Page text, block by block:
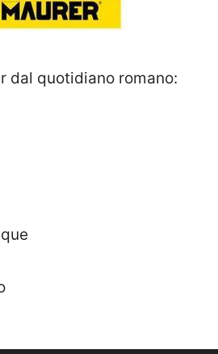
dal quotidiano romano: